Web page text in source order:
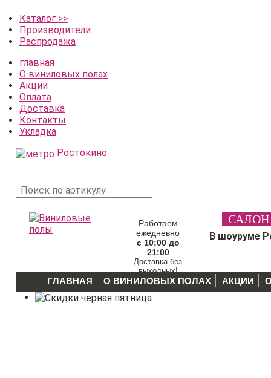
Каталог >>
Производители
Распродажа
главная
О виниловых полах
Акции
Оплата
Доставка
Контакты
Укладка
Ростокино
Работаем
ежедневно
с 10:00 до
21:00
Доставка без
выходных!
В шоуруме
ГЛАВНАЯ О ВИНИЛОВЫХ ПОЛАХ АКЦИИ